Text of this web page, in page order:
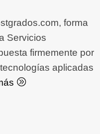
forma
Servicios
firmemente por
aplicadas